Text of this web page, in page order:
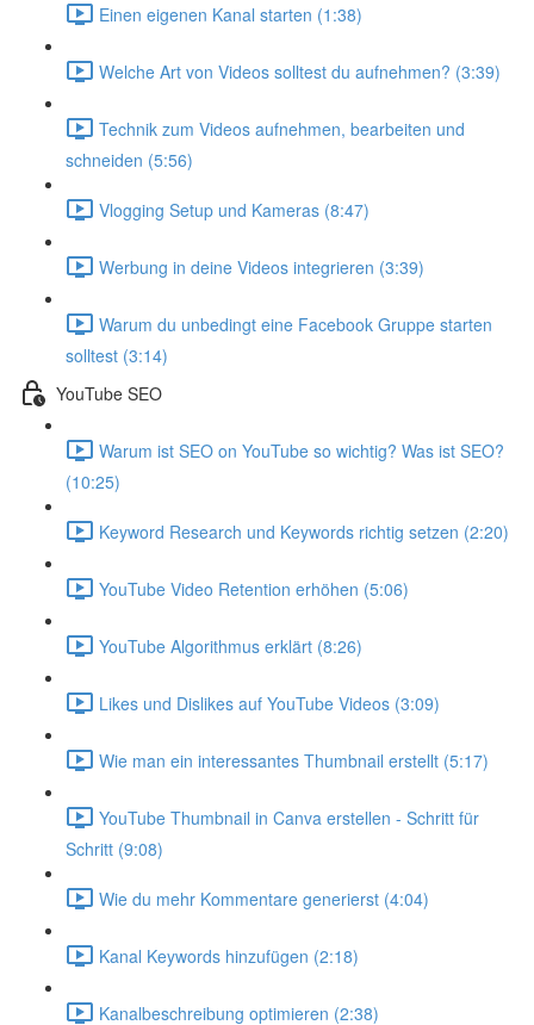
Einen eigenen Kanal starten (1:38)
Welche Art von Videos solltest du aufnehmen? (3:39)
Technik zum Videos aufnehmen, bearbeiten und
schneiden (5:56)
Vlogging Setup und Kameras (8:47)
Werbung in deine Videos integrieren (3:39)
Warum du unbedingt eine Facebook Gruppe starten
solltest (3:14)
YouTube SEO
Warum ist SEO on YouTube so wichtig? Was ist SEO?
(10:25)
Keyword Research und Keywords richtig setzen (2:20)
YouTube Video Retention erhöhen (5:06)
YouTube Algorithmus erklärt (8:26)
Likes und Dislikes auf YouTube Videos (3:09)
Wie man ein interessantes Thumbnail erstellt (5:17)
YouTube Thumbnail in Canva erstellen - Schritt für
Schritt (9:08)
Wie du mehr Kommentare generierst (4:04)
Kanal Keywords hinzufügen (2:18)
Kanalbeschreibung optimieren (2:38)